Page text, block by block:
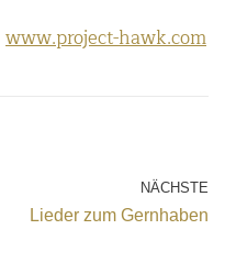
www.project-hawk.com
NÄCHSTE
Lieder zum Gernhaben